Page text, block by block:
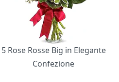
5 Rose Rosse Big in Elegante
Confezione